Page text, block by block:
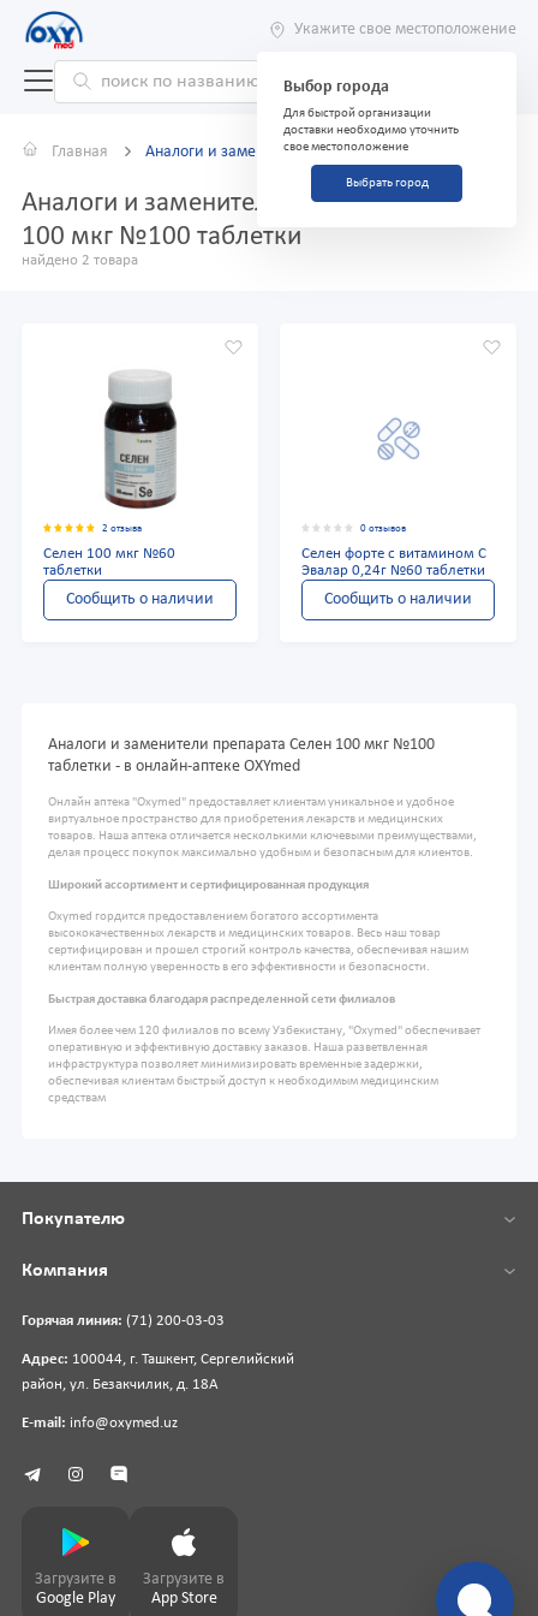
Укажите свое местоположение
Выбор города
Для быстрой организации
доставки необходимо уточнить
свое местоположение
Выбрать город
Главная Аналоги и заменители
Аналоги и заменители препарата Селен
100 мкг №100 таблетки
найдено 2 товара
2 отзыва
Селен 100 мкг №60
таблетки
Сообщить о наличии
0 отзывов
Селен форте с витамином С
Эвалар 0,24г №60 таблетки
Сообщить о наличии
Аналоги и заменители препарата Селен 100 мкг №100
таблетки - в онлайн-аптеке OXYmed
Онлайн аптека "Oxymed" предоставляет клиентам уникальное и удобное
виртуальное пространство для приобретения лекарств и медицинских
товаров. Наша аптека отличается несколькими ключевыми преимуществами,
делая процесс покупок максимально удобным и безопасным для клиентов.
Широкий ассортимент и сертифицированная продукция
Oxymed гордится предоставлением богатого ассортимента
высококачественных лекарств и медицинских товаров. Весь наш товар
сертифицирован и прошел строгий контроль качества, обеспечивая нашим
клиентам полную уверенность в его эффективности и безопасности.
Быстрая доставка благодаря распределенной сети филиалов
Имея более чем 120 филиалов по всему Узбекистану, "Oxymed" обеспечивает
оперативную и эффективную доставку заказов. Наша разветвленная
инфраструктура позволяет минимизировать временные задержки,
обеспечивая клиентам быстрый доступ к необходимым медицинским
средствам
Горячая линия: (71) 200-03-03
Адрес: 100044, г. Ташкент, Сергелийский
район, ул. Безакчилик, д. 18А
E-mail: info@oxymed.uz
Покупателю
Компания
Загрузите в
Google Play
Загрузите в
App Store